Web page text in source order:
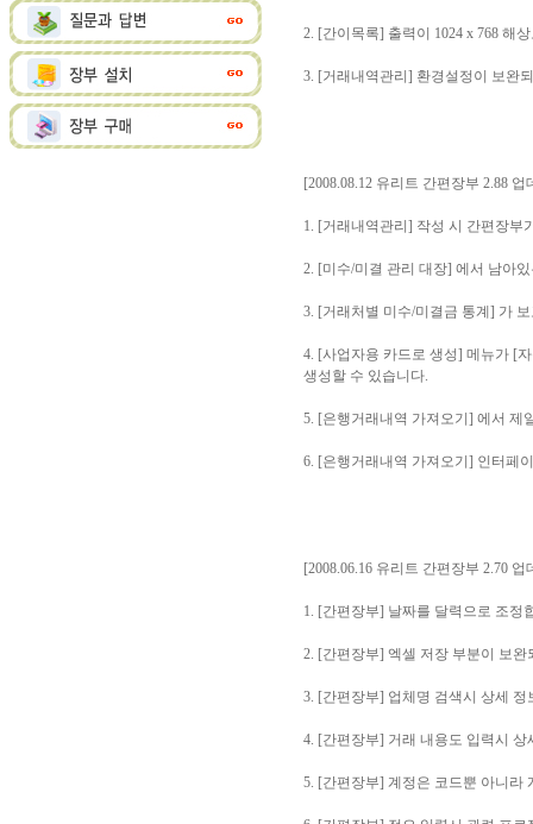
2. [간이목록] 출력이 1024 x 768 해
3. [거래내역관리] 환경설정이 보완
[2008.08.12 유리트 간편장부 2.88 업
1. [거래내역관리] 작성 시 간편장부
2. [미수/미결 관리 대장] 에서 남아
3. [거래처별 미수/미결금 통계] 가
4. [사업자용 카드로 생성] 메뉴가 [
생성할 수 있습니다.
5. [은행거래내역 가져오기] 에서 제
6. [은행거래내역 가져오기] 인터페
[2008.06.16 유리트 간편장부 2.70 업
1. [간편장부] 날짜를 달력으로 조정
2. [간편장부] 엑셀 저장 부분이 보완
3. [간편장부] 업체명 검색시 상세 정
4. [간편장부] 거래 내용도 입력시 상
5. [간편장부] 계정은 코드뿐 아니라